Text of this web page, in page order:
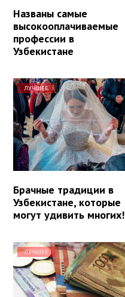
Названы самые
высокооплачиваемые
профессии в
Узбекистане
ЛУЧШЕЕ
Брачные традиции в
Узбекистане, которые
могут удивить многих!
ЛУЧШЕЕ